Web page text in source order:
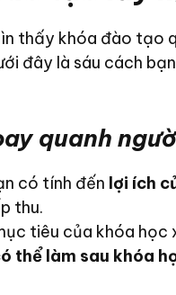
thấy khóa đào tạo
đây là sáu cách
quanh
có tính đến lợi ích
thu.
tiêu của khóa học
thể làm sau khóa